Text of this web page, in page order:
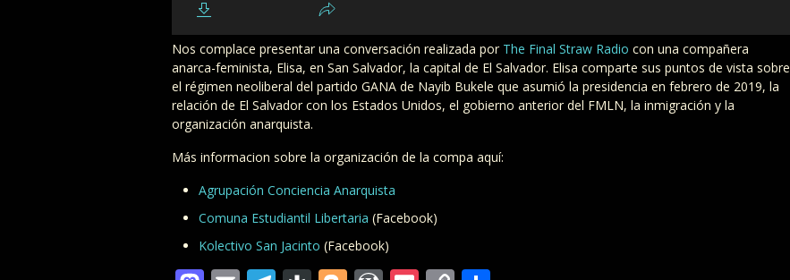
Nos complace presentar una conversación realizada por The Final Straw Radio con una compañera
anarca-feminista, Elisa, en San Salvador, la capital de El Salvador. Elisa comparte sus puntos de vista sobre
el régimen neoliberal del partido GANA de Nayib Bukele que asumió la presidencia en febrero de 2019, la
relación de El Salvador con los Estados Unidos, el gobierno anterior del FMLN, la inmigración y la
organización anarquista.
Más informacion sobre la organización de la compa aquí:
Agrupación Conciencia Anarquista
Comuna Estudiantil Libertaria (Facebook)
Kolectivo San Jacinto (Facebook)